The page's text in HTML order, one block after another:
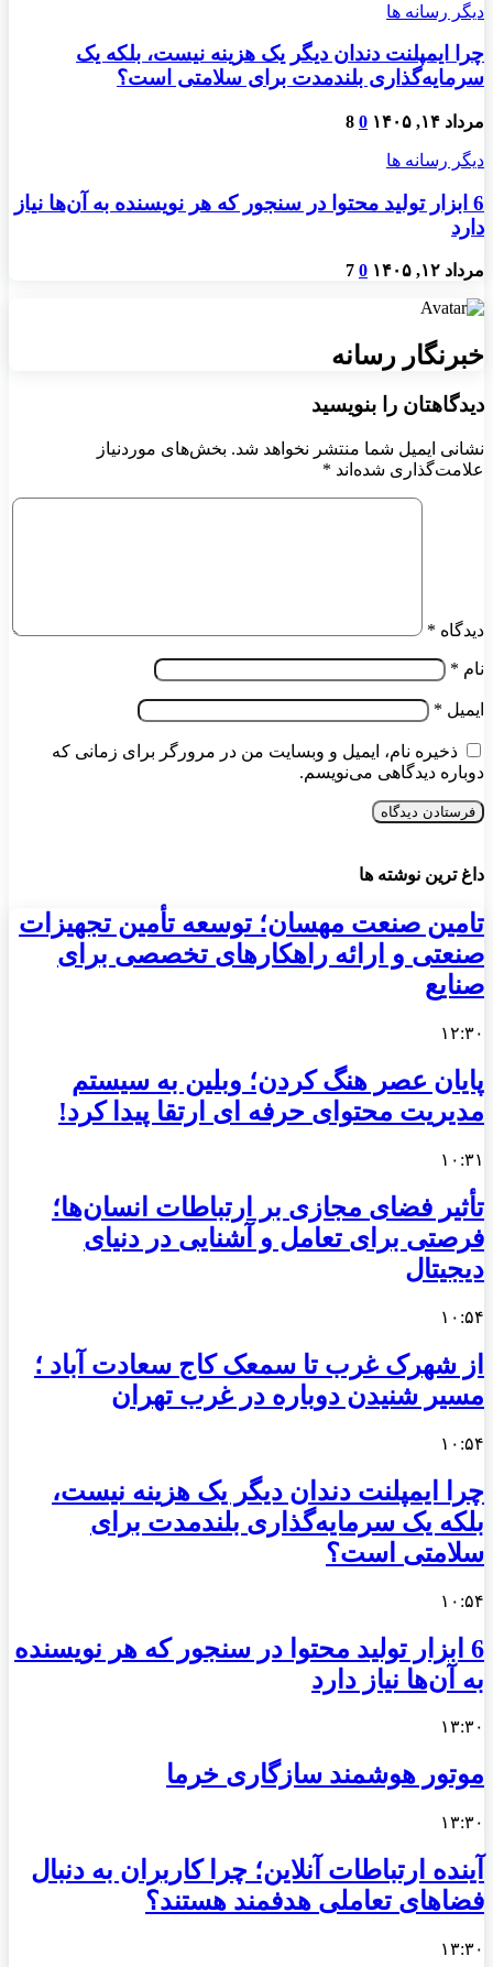
دیگر رسانه ها
چرا ایمپلنت دندان دیگر یک هزینه نیست، بلکه یک
سرمایه‌گذاری بلندمدت برای سلامتی است؟
مرداد ۱۴, ۱۴۰۵ 0
8
دیگر رسانه ها
6 ابزار تولید محتوا در سنجور که هر نویسنده به آن‌ها نیاز
دارد
مرداد ۱۲, ۱۴۰۵ 0
7
خبرنگار رسانه
دیدگاهتان را بنویسید
نشانی ایمیل شما منتشر نخواهد شد. بخش‌های موردنیاز
علامت‌گذاری شده‌اند *
دیدگاه *
نام *
ایمیل *
ذخیره نام، ایمیل و وبسایت من در مرورگر برای زمانی که
دوباره دیدگاهی می‌نویسم.
داغ ترین نوشته ها
تامین صنعت مهسان؛ توسعه تأمین تجهیزات
صنعتی و ارائه راهکارهای تخصصی برای
صنایع
۱۲:۳۰
پایان عصر هنگ کردن؛ وبلین به سیستم
مدیریت محتوای حرفه ای ارتقا پیدا کرد!
۱۰:۳۱
تأثیر فضای مجازی بر ارتباطات انسان‌ها؛
فرصتی برای تعامل و آشنایی در دنیای
دیجیتال
۱۰:۵۴
از شهرک غرب تا سمعک کاج سعادت آباد ؛
مسیر شنیدن دوباره در غرب تهران
۱۰:۵۴
چرا ایمپلنت دندان دیگر یک هزینه نیست،
بلکه یک سرمایه‌گذاری بلندمدت برای
سلامتی است؟
۱۰:۵۴
6 ابزار تولید محتوا در سنجور که هر نویسنده
به آن‌ها نیاز دارد
۱۳:۳۰
موتور هوشمند سازگاری خرما
۱۳:۳۰
آینده ارتباطات آنلاین؛ چرا کاربران به دنبال
فضاهای تعاملی هدفمند هستند؟
۱۳:۳۰